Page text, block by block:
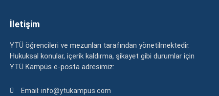
İletişim
YTÜ öğrencileri ve mezunları tarafından yönetilmektedir.
Hukuksal konular, içerik kaldırma, şikayet gibi durumlar için
YTÜ Kampüs e-posta adresimiz:
Email: info@ytukampus.com